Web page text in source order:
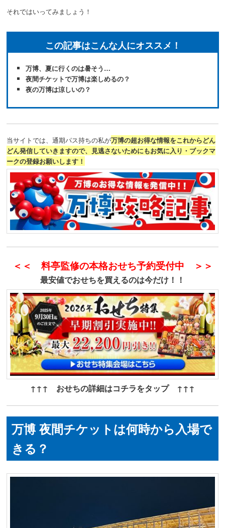
それではいってみましょう！
この記事はこんな人にオススメ！
万博、夏に行くのは暑そう…
夜間チケットで万博は楽しめるの？
夜の万博は涼しいの？
当サイトでは、通期パス持ちの私が万博の超お得な情報をこれからどん
どん発信していきますので、見逃さないためにもお気に入り・ブックマ
ークの登録お願いします！
＜＜ 料亭監修の本格おせち予約受付中 ＞＞
最安値でおせちを買えるのは今だけ！！
↑↑↑ おせちの詳細はコチラをタップ ↑↑↑
万博 夜間チケットは何時から入場で
きる？